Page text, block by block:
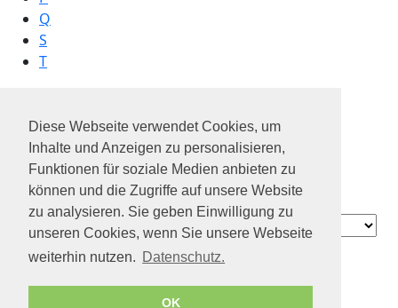
Diese Webseite verwendet Cookies, um
Inhalte und Anzeigen zu personalisieren,
Funktionen für soziale Medien anbieten zu
können und die Zugriffe auf unsere Website
zu analysieren. Sie geben Einwilligung zu
unseren Cookies, wenn Sie unsere Webseite
weiterhin nutzen. Datenschutz.
OK
Q
S
T
banco santander
beBeeBerater
belron®
Contact
Datenschutz
Geschäftsbedingungen